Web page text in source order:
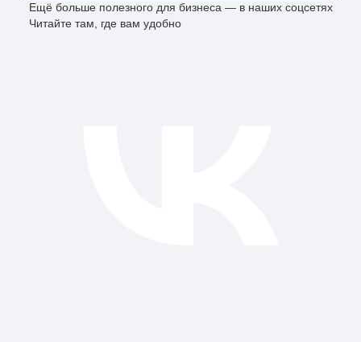
Ещё больше полезного для бизнеса — в наших соцсетях
Читайте там, где вам удобно